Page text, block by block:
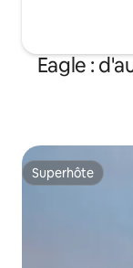
Eagle :
Superhôte
Superhôte